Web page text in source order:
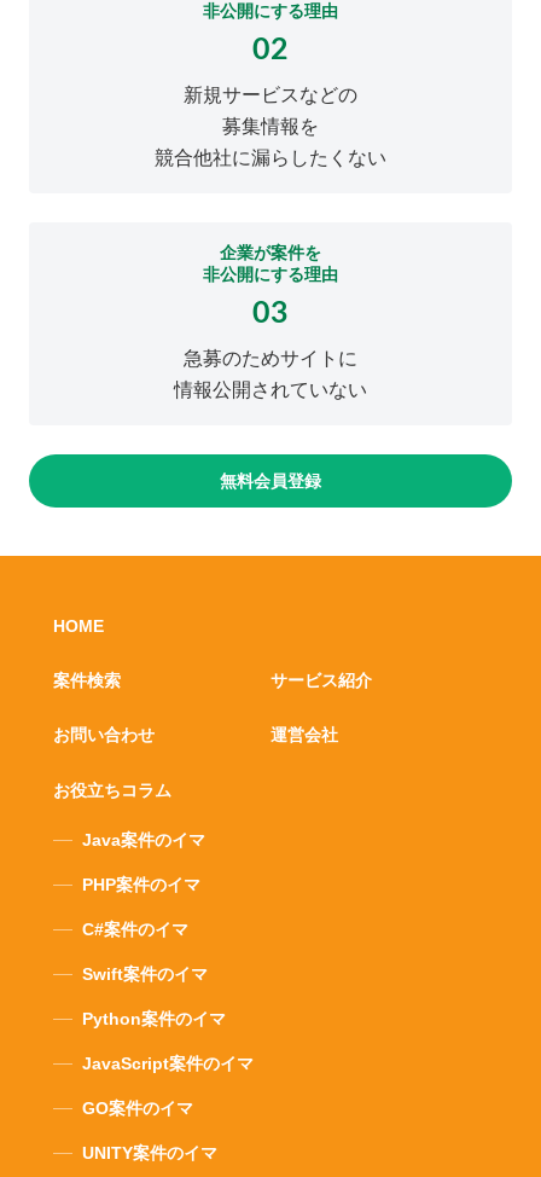
非公開にする理由
02
新規サービスなどの
募集情報を
競合他社に漏らしたくない
企業が案件を
非公開にする理由
03
急募のためサイトに
情報公開されていない
無料会員登録
HOME
案件検索 サービス紹介
運営会社
お問い合わせ
お役立ちコラム
Java案件のイマ
PHP案件のイマ
C#案件のイマ
Swift案件のイマ
Python案件のイマ
JavaScript案件のイマ
GO案件のイマ
UNITY案件のイマ